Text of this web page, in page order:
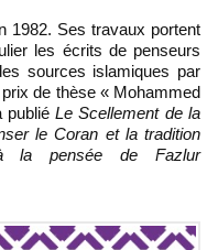
1982. Ses travaux portent
les écrits de penseurs
sources islamiques par
de thèse « Mohammed
publiéLe Scellement de la
le Coran et la tradition
la pensée de Fazlur